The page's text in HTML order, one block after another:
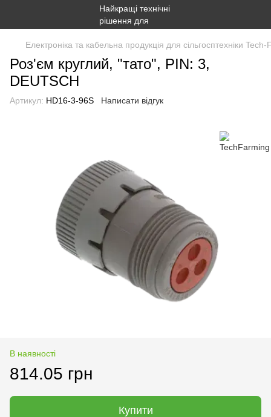
Електроніка та кабельна продукція для сільгосптехніки
Роз'єм круглий, "тато", PIN: 3,
DEUTSCH
Артикул: HD16-3-96S Написати відгук
В наявності
814.05 грн
Купити